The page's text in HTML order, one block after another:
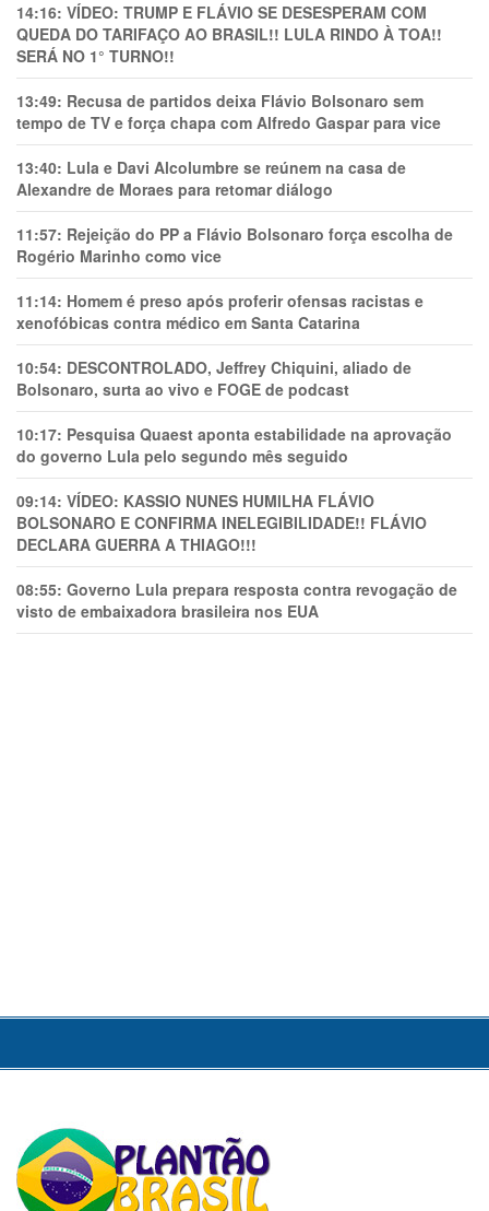
14:16: VÍDEO: TRUMP E FLÁVIO SE DESESPERAM COM
QUEDA DO TARIFAÇO AO BRASIL!! LULA RINDO À TOA!!
SERÁ NO 1° TURNO!!
13:49: Recusa de partidos deixa Flávio Bolsonaro sem
tempo de TV e força chapa com Alfredo Gaspar para vice
13:40: Lula e Davi Alcolumbre se reúnem na casa de
Alexandre de Moraes para retomar diálogo
11:57: Rejeição do PP a Flávio Bolsonaro força escolha de
Rogério Marinho como vice
11:14: Homem é preso após proferir ofensas racistas e
xenofóbicas contra médico em Santa Catarina
10:54: DESCONTROLADO, Jeffrey Chiquini, aliado de
Bolsonaro, surta ao vivo e FOGE de podcast
10:17: Pesquisa Quaest aponta estabilidade na aprovação
do governo Lula pelo segundo mês seguido
09:14: VÍDEO: KASSIO NUNES HUMlLHA FLÁVIO
BOLSONARO E CONFIRMA INELEGIBILIDADE!! FLÁVIO
DECLARA GUERRA A THIAGO!!!
08:55: Governo Lula prepara resposta contra revogação de
visto de embaixadora brasileira nos EUA